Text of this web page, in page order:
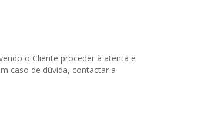
o Cliente proceder à atenta e
caso de dúvida, contactar a